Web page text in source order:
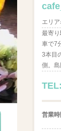
エリ
最寄
車で7
3本目
側。島
営業時